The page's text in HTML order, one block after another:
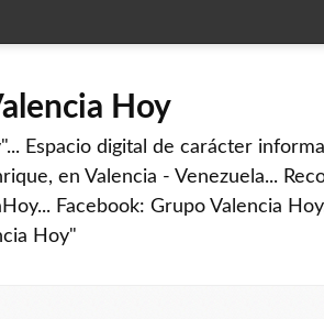
Hoy
Espacio digital de carácter
en Valencia - Venezuela...
Facebook: Grupo Valencia
Hoy"